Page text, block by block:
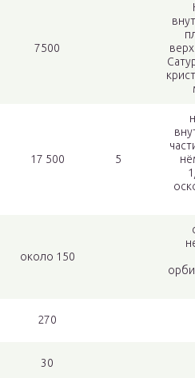
7500
17 500 5
около 150
270
30